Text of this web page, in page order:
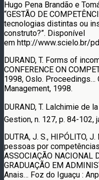
Hugo Pena Brandão e
“GESTÃO DE
tecnologias distintas ou
construto?”. Disponível
em http://www.scielo.br/
DURAND, T. Forms of
CONFERENCE ON
1998, Oslo. Proceedings…
Management, 1998.
DURAND, T. Lalchimie de
Gestion, n. 127, p. 84-102,
DUTRA, J. S., HIPÓLITO,
pessoas por
ASSOCIAÇÃO NACIONAL
GRADUAÇÃO EM
Anais… Foz do Iguaçu :